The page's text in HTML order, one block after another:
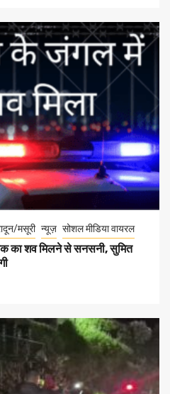
मसूरी न्यूज़ सोशल मीडिया वायरल
का शव मिलने से सनसनी, सुमित